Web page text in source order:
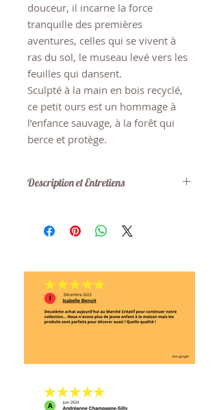
douceur, il incarne la force
tranquille des premières
aventures, celles qui se vivent à
ras du sol, le museau levé vers les
feuilles qui dansent.
Sculpté à la main en bois recyclé,
ce petit ours est un hommage à
l’enfance sauvage, à la forêt qui
berce et protège.
Description et Entretiens
l'eau non toxique, fini à base
d'huile de lin et résines naturelles.
ENTRETIEN: Laver avec un linge
humide.
SÉCURITÉ: 3 ans et plus. Tenir
éloigné des sources de chaleur.
légèrement différer de ceux
obtenez une pièce unique!